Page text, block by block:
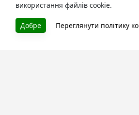
використання файлів cookie.
Добре Переглянути політику